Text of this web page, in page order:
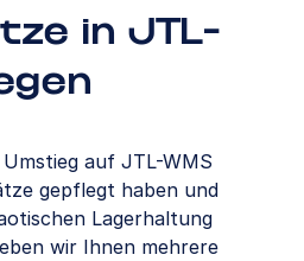
in JTL-
auf JTL-WMS
gepflegt haben und
Lagerhaltung
wir Ihnen mehrere